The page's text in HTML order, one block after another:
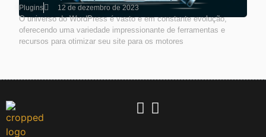
Plugins 12 de dezembro de 2023
O universo do WordPress é vasto e em constante evolução,
oferecendo uma variedade impressionante de ferramentas e
recursos para otimizar seu site para os motores